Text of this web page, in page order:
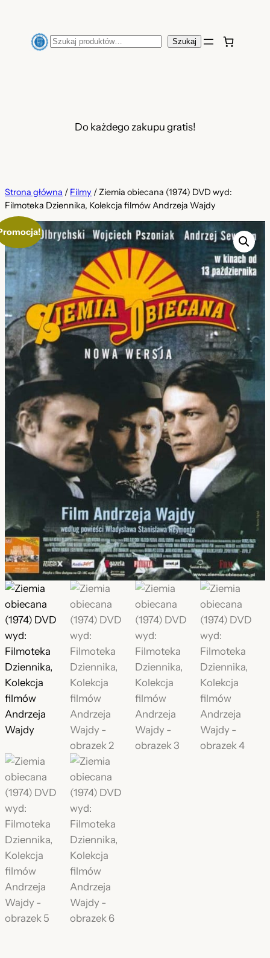
Szukaj Szukaj
Do każdego zakupu gratis!
Strona główna / Filmy / Ziemia obiecana (1974) DVD wyd:
Filmoteka Dziennika, Kolekcja filmów Andrzeja Wajdy